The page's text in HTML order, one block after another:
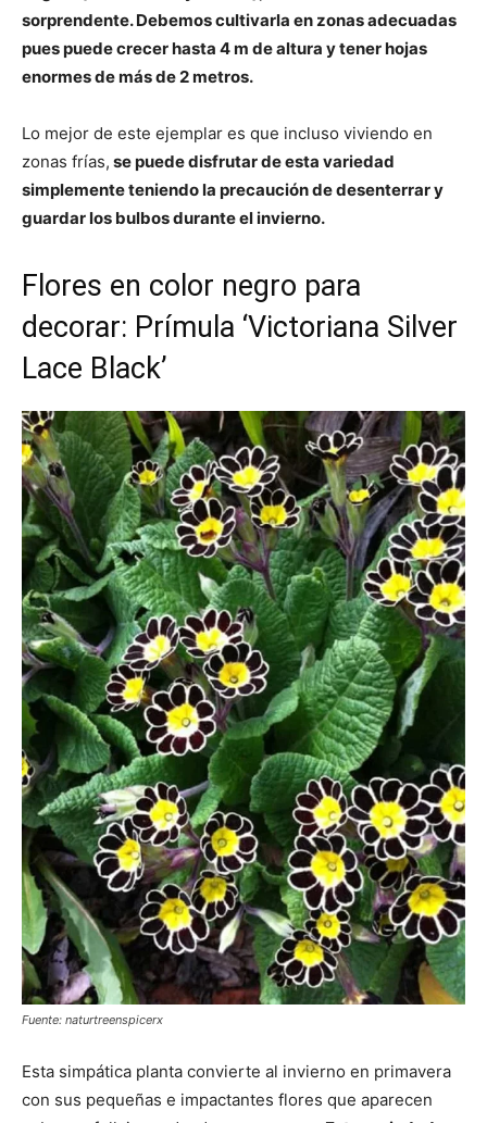
sorprendente. Debemos cultivarla en zonas adecuadas
pues puede crecer hasta 4 m de altura y tener hojas
enormes de más de 2 metros.
Lo mejor de este ejemplar es que incluso viviendo en
zonas frías, se puede disfrutar de esta variedad
simplemente teniendo la precaución de desenterrar y
guardar los bulbos durante el invierno.
Flores en color negro para
decorar: Prímula ‘Victoriana Silver
Lace Black’
Fuente: naturtreenspicerx
Esta simpática planta convierte al invierno en primavera
con sus pequeñas e impactantes flores que aparecen